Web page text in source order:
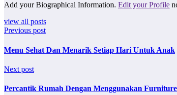
Add your Biographical Information. Edit your Profile
view all posts
Previous post
Menu Sehat Dan Menarik Setiap Hari Untuk Anak
Next post
Percantik Rumah Dengan Menggunakan